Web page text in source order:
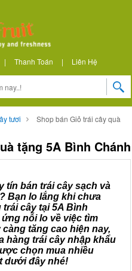
| Thanh Toán | Liên Hệ
tươi
Shop bán Giỏ trái cây quà
tặng 5A Bình Chánh
tín bán trái cây sạch và
Bạn lo lắng khi chưa
cây tại 5A Bình
nỗi lo về việc tìm
tăng cao hiện nay,
hàng trái cây nhập khẩu
chọn mua nhiều
dưới đây nhé!